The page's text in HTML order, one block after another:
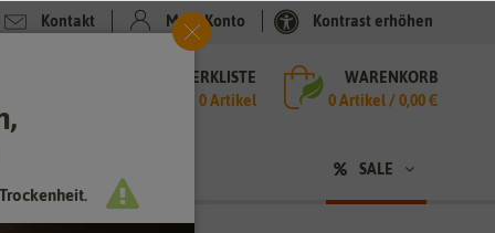
Kontakt Mein Konto Kontrast erhöhen
MERKLISTE
0 Artikel
WARENKORB
0Artikel /0,00 €
SALE